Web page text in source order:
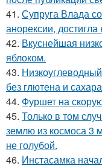
41. Супруга Влада
анорексии, достигла
42. Вкуснейшая
яблоком.
43.
без глютена и
44. Фуршет на
45. Только в том
землю из космоса 3
не голубой.
46. Инстасамка